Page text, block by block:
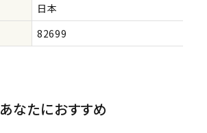
日本
82699
あなたにおすすめ